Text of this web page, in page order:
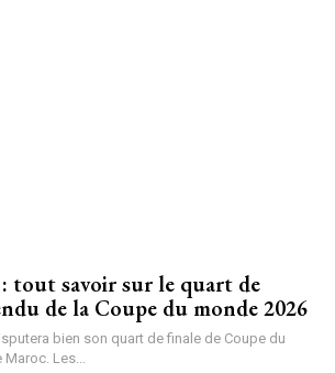
tout savoir sur le quart de
de la Coupe du monde 2026
bien son quart de finale de Coupe du
Les...